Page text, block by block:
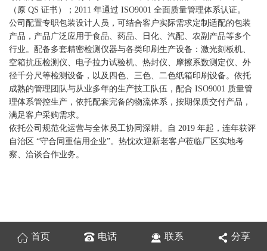
（原 QS 证书）；2011 年通过 ISO9001 全面质量管理体系认证。
公司配置专职包装设计人员，可结合客户实际需求定制适配的包装
产品，产品广泛应用于食品、药品、日化、汽配、农副产品等多个
行业。配备多套精密检测仪器与各类印刷生产设备：激光刻板机、
空箱抗压检测仪、电子拉力试验机、热封仪、摩擦系数测定仪、外
径千分尺等检测设备，以及四色、三色、二色纸箱印刷设备。依托
成熟的管理团队与从业多年的生产技工队伍，配合 ISO9001 质量管
理体系管控生产，依托配套完备的物流体系，按期保质交付产品，
满足客户采购需求。
依托公司规范化运营与全体员工协同深耕。自 2019 年起，连年获评
自治区 “守合同重信用企业”。热忱欢迎新老客户莅临厂区实地考
察、洽谈合作业务。
首页 电话 联系 分享